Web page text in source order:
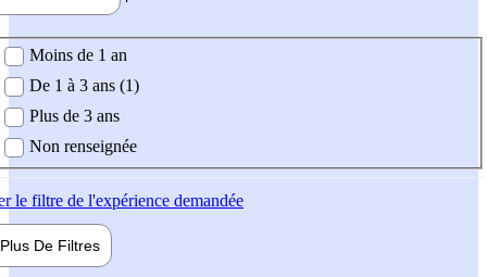
demandée
Moins de 1 an
De 1 à 3 ans (1)
Plus de 3 ans
Non renseignée
le filtre de l'expérience demandée
Plus De Filtres